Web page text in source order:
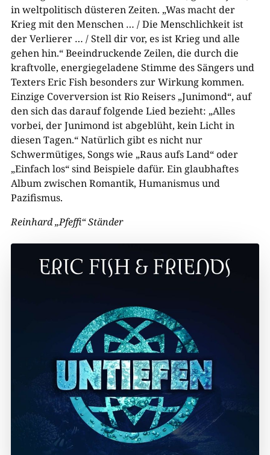
in weltpolitisch düsteren Zeiten. „Was macht der
Krieg mit den Menschen … / Die Menschlichkeit ist
der Verlierer … / Stell dir vor, es ist Krieg und alle
gehen hin.“ Beeindruckende Zeilen, die durch die
kraftvolle, energiegeladene Stimme des Sängers und
Texters Eric Fish besonders zur Wirkung kommen.
Einzige Coverversion ist Rio Reisers „Junimond“, auf
den sich das darauf folgende Lied bezieht: „Alles
vorbei, der Junimond ist abgeblüht, kein Licht in
diesen Tagen.“ Natürlich gibt es nicht nur
Schwermütiges, Songs wie „Raus aufs Land“ oder
„Einfach los“ sind Beispiele dafür. Ein glaubhaftes
Album zwischen Romantik, Humanismus und
Pazifismus.
Reinhard „Pfeffi“ Ständer